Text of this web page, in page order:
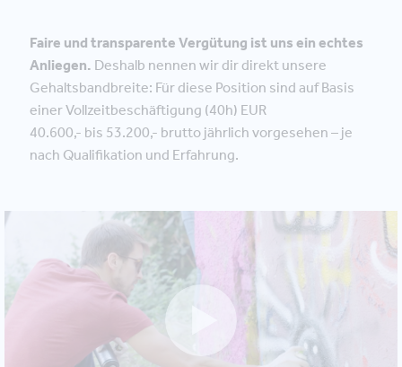
Faire und transparente Vergütung ist uns ein echtes
Anliegen. Deshalb nennen wir dir direkt unsere
Gehaltsbandbreite: Für diese Position sind auf Basis
einer Vollzeitbeschäftigung (40h) EUR
40.600,- bis 53.200,- brutto jährlich vorgesehen – je
nach Qualifikation und Erfahrung.